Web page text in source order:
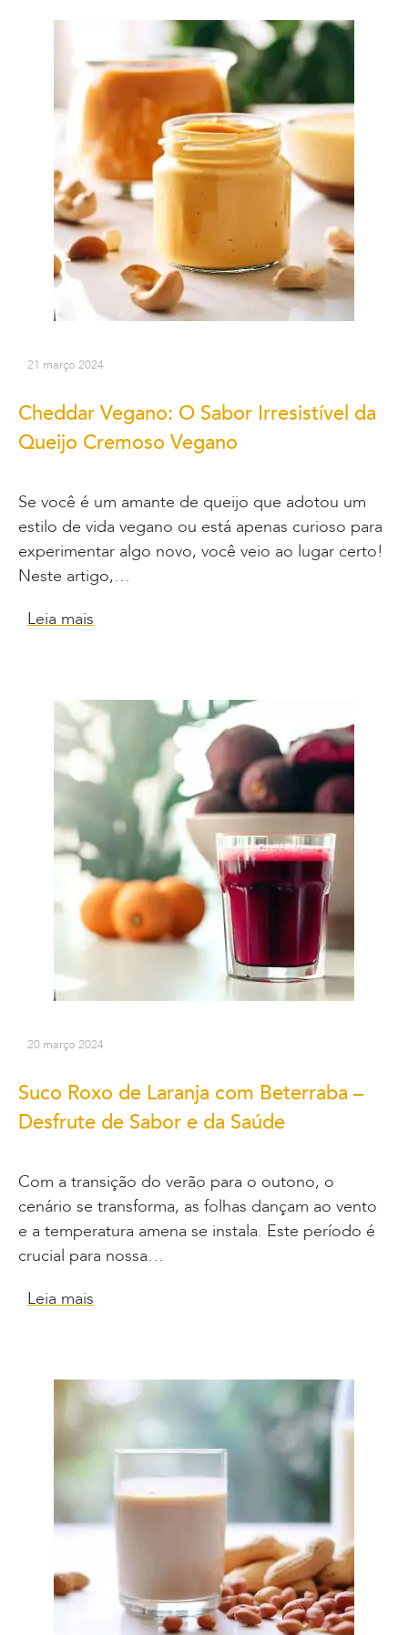
21 março 2024
Cheddar Vegano: O Sabor Irresistível da
Queijo Cremoso Vegano
Se você é um amante de queijo que adotou um
estilo de vida vegano ou está apenas curioso para
experimentar algo novo, você veio ao lugar certo!
Neste artigo,…
Leia mais
20 março 2024
Suco Roxo de Laranja com Beterraba –
Desfrute de Sabor e da Saúde
Com a transição do verão para o outono, o
cenário se transforma, as folhas dançam ao vento
e a temperatura amena se instala. Este período é
crucial para nossa…
Leia mais